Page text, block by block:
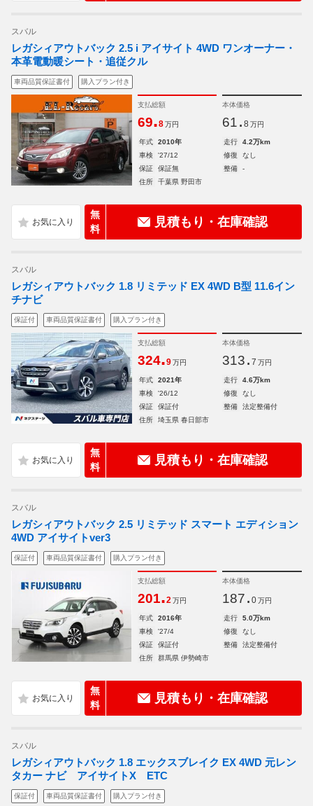
スバル
レガシィアウトバック 2.5 i アイサイト 4WD ワンオーナー・
本革電動暖シート・追従クル
車両品質保証書付 購入プラン付き
支払総額
69.8 万円
本体価格
61. 8 万円
年式 2010年 走行
4.2万km
車検
'27/12 修復
なし
保証
保証無 整備
-
住所
千葉県 野田市
無
料
見積もり・在庫確認
スバル
レガシィアウトバック 1.8 リミテッド EX 4WD B型 11.6イン
チナビ
保証付 車両品質保証書付 購入プラン付き
支払総額
324.9 万円
本体価格
313. 7 万円
年式 2021年 走行
4.6万km
車検
'26/12 修復
なし
保証
保証付 整備
法定整備付
住所
埼玉県 春日部市
無
料
見積もり・在庫確認
スバル
レガシィアウトバック 2.5 リミテッド スマート エディション
4WD アイサイトver3
保証付 車両品質保証書付 購入プラン付き
支払総額
201.2 万円
本体価格
187. 0 万円
年式 2016年 走行
5.0万km
車検
'27/4 修復
なし
保証
保証付 整備
法定整備付
住所
群馬県 伊勢崎市
無
料
見積もり・在庫確認
スバル
レガシィアウトバック 1.8 エックスブレイク EX 4WD 元レン
タカー ナビ アイサイトX ETC
保証付 車両品質保証書付 購入プラン付き